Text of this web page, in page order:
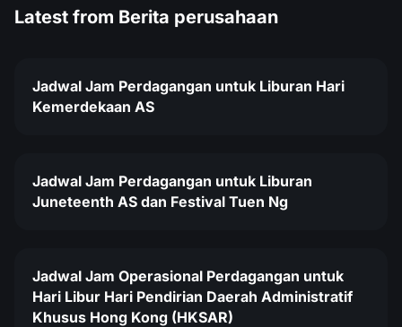
Latest from Berita perusahaan
Jadwal Jam Perdagangan untuk Liburan Hari
Kemerdekaan AS
Jadwal Jam Perdagangan untuk Liburan
Juneteenth AS dan Festival Tuen Ng
Jadwal Jam Operasional Perdagangan untuk
Hari Libur Hari Pendirian Daerah Administratif
Khusus Hong Kong (HKSAR)